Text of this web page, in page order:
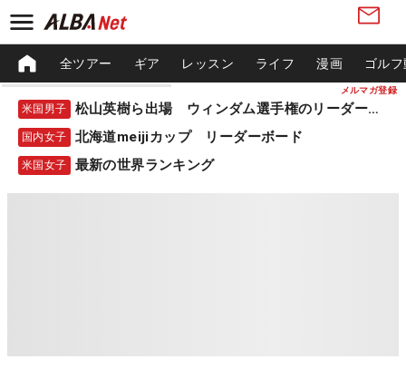
メルマガ登録
全ツアー ギア レッスン ライフ 漫画 ゴル
米国男子 松山英樹ら出場 ウィンダム選手権のリーダーボード
国内女子 北海道meijiカップ リーダーボード
米国女子 最新の世界ランキング